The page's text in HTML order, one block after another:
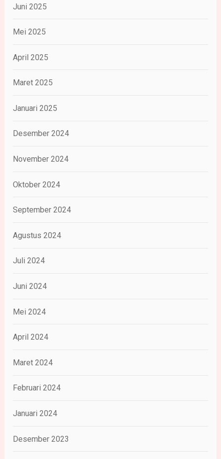
Juni 2025
Mei 2025
April 2025
Maret 2025
Januari 2025
Desember 2024
November 2024
Oktober 2024
September 2024
Agustus 2024
Juli 2024
Juni 2024
Mei 2024
April 2024
Maret 2024
Februari 2024
Januari 2024
Desember 2023